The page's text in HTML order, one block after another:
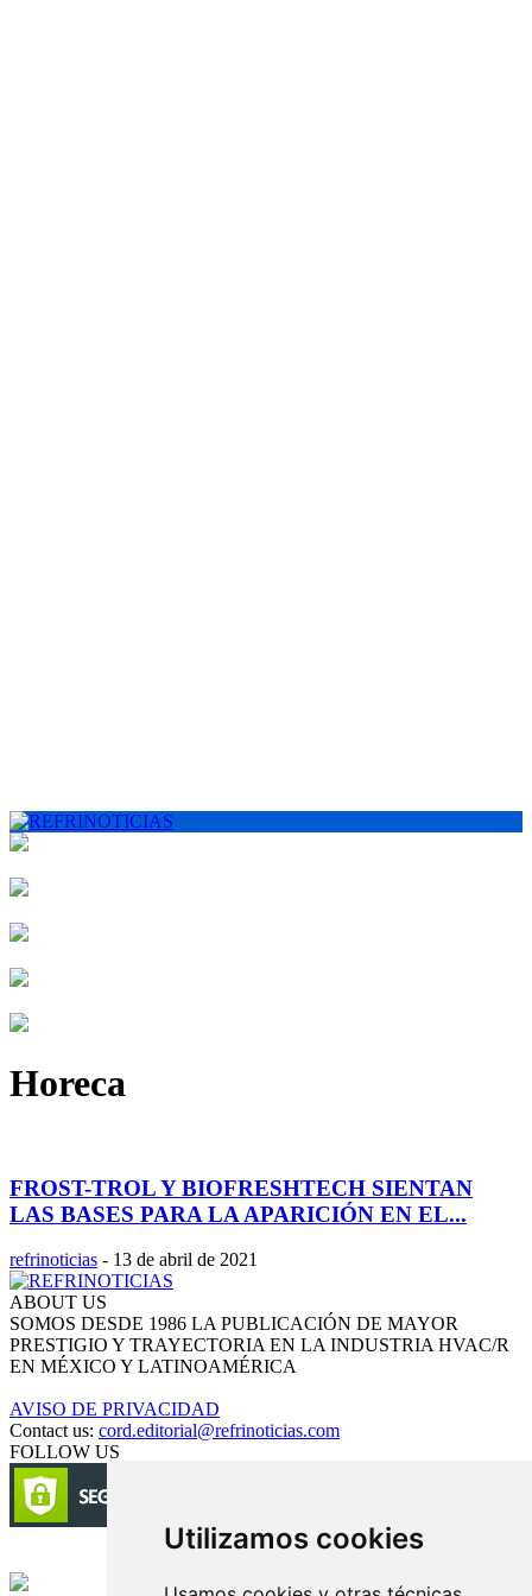
Utilizamos cookies
Horeca
FROST-TROL Y BIOFRESHTECH SIENTAN
LAS BASES PARA LA APARICIÓN EN EL...
refrinoticias - 13 de abril de 2021
ABOUT US
SOMOS DESDE 1986 LA PUBLICACIÓN DE MAYOR
PRESTIGIO Y TRAYECTORIA EN LA INDUSTRIA HVAC/R
EN MÉXICO Y LATINOAMÉRICA
AVISO DE PRIVACIDAD
Contact us: cord.editorial@refrinoticias.com
FOLLOW US